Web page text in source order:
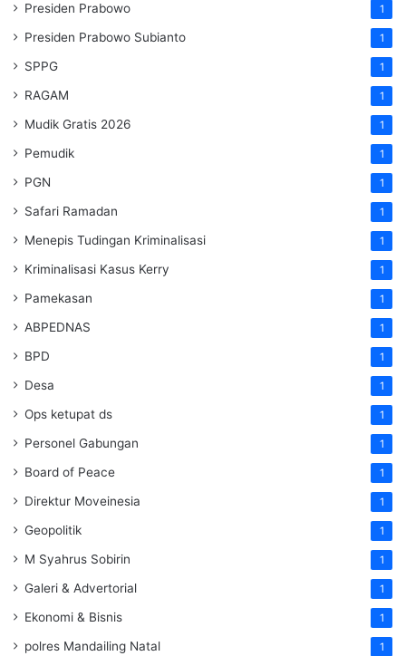
Presiden Prabowo 1
Presiden Prabowo Subianto 1
SPPG 1
RAGAM 1
Mudik Gratis 2026 1
Pemudik 1
PGN 1
Safari Ramadan 1
Menepis Tudingan Kriminalisasi 1
Kriminalisasi Kasus Kerry 1
Pamekasan 1
ABPEDNAS 1
BPD 1
Desa 1
Ops ketupat ds 1
Personel Gabungan 1
Board of Peace 1
Direktur Moveinesia 1
Geopolitik 1
M Syahrus Sobirin 1
Galeri & Advertorial 1
Ekonomi & Bisnis 1
polres Mandailing Natal 1